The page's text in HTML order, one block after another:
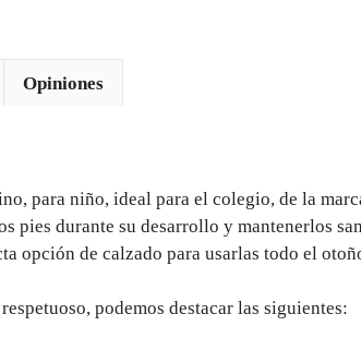
Opiniones
para niño, ideal para el colegio, de la
pies durante su desarrollo y mantenerlos
opción de calzado para usarlas todo el
podemos destacar las siguientes: